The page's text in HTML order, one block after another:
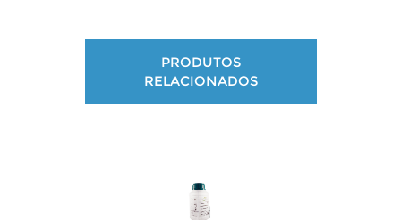
PRODUTOS
RELACIONADOS